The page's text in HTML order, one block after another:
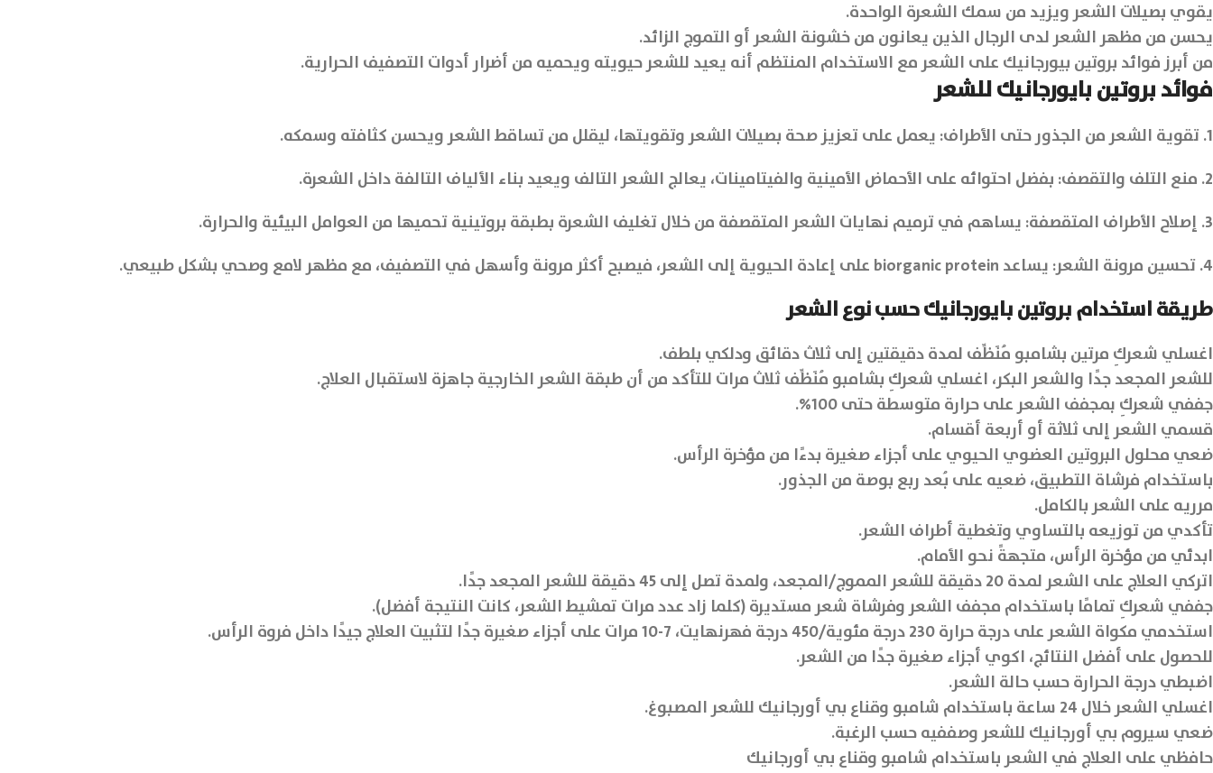
يقوي بصيلات الشعر ويزيد من سمك الشعرة الواحدة.
يحسن من مظهر الشعر لدى الرجال الذين يعانون من خشونة الشعر أو التموج الزائد.
من أبرز فوائد بروتين بيورجانيك على الشعر مع الاستخدام المنتظم أنه يعيد للشعر حيويته ويحميه من أضرار أدوات التصفيف الحرارية.
فوائد بروتين بايورجانيك للشعر
1. تقوية الشعر من الجذور حتى الأطراف: يعمل على تعزيز صحة بصيلات الشعر وتقويتها، ليقلل من تساقط الشعر ويحسن كثافته وسمكه.
2. منع التلف والتقصف: بفضل احتوائه على الأحماض الأمينية والفيتامينات، يعالج الشعر التالف ويعيد بناء الألياف التالفة داخل الشعرة.
3. إصلاح الأطراف المتقصفة: يساهم في ترميم نهايات الشعر المتقصفة من خلال تغليف الشعرة بطبقة بروتينية تحميها من العوامل البيئية والحرارة.
4. تحسين مرونة الشعر: يساعد biorganic protein على إعادة الحيوية إلى الشعر، فيصبح أكثر مرونة وأسهل في التصفيف، مع مظهر لامع وصحي بشكل طبيعي.
طريقة استخدام بروتين بايورجانيك حسب نوع الشعر
اغسلي شعركِ مرتين بشامبو مُنَظِّف لمدة دقيقتين إلى ثلاث دقائق ودلكي بلطف.
للشعر المجعد جدًا والشعر البكر، اغسلي شعركِ بشامبو مُنَظِّف ثلاث مرات للتأكد من أن طبقة الشعر الخارجية جاهزة لاستقبال العلاج.
جففي شعركِ بمجفف الشعر على حرارة متوسطة حتى 100%.
قسمي الشعر إلى ثلاثة أو أربعة أقسام.
ضعي محلول البروتين العضوي الحيوي على أجزاء صغيرة بدءًا من مؤخرة الرأس.
باستخدام فرشاة التطبيق، ضعيه على بُعد ربع بوصة من الجذور.
مرريه على الشعر بالكامل.
تأكدي من توزيعه بالتساوي وتغطية أطراف الشعر.
ابدئي من مؤخرة الرأس، متجهةً نحو الأمام.
اتركي العلاج على الشعر لمدة 20 دقيقة للشعر المموج/المجعد، ولمدة تصل إلى 45 دقيقة للشعر المجعد جدًا.
جففي شعركِ تمامًا باستخدام مجفف الشعر وفرشاة شعر مستديرة (كلما زاد عدد مرات تمشيط الشعر، كانت النتيجة أفضل).
استخدمي مكواة الشعر على درجة حرارة 230 درجة مئوية/450 درجة فهرنهايت، 7-10 مرات على أجزاء صغيرة جدًا لتثبيت العلاج جيدًا داخل فروة الرأس.
للحصول على أفضل النتائج، اكوي أجزاء صغيرة جدًا من الشعر.
اضبطي درجة الحرارة حسب حالة الشعر.
اغسلي الشعر خلال 24 ساعة باستخدام شامبو وقناع بي أورجانيك للشعر المصبوغ.
ضعي سيروم بي أورجانيك للشعر وصففيه حسب الرغبة.
حافظي على العلاج في الشعر باستخدام شامبو وقناع بي أورجانيك